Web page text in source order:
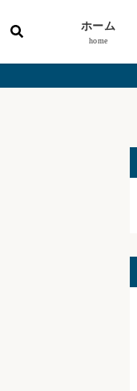
ホーム
home